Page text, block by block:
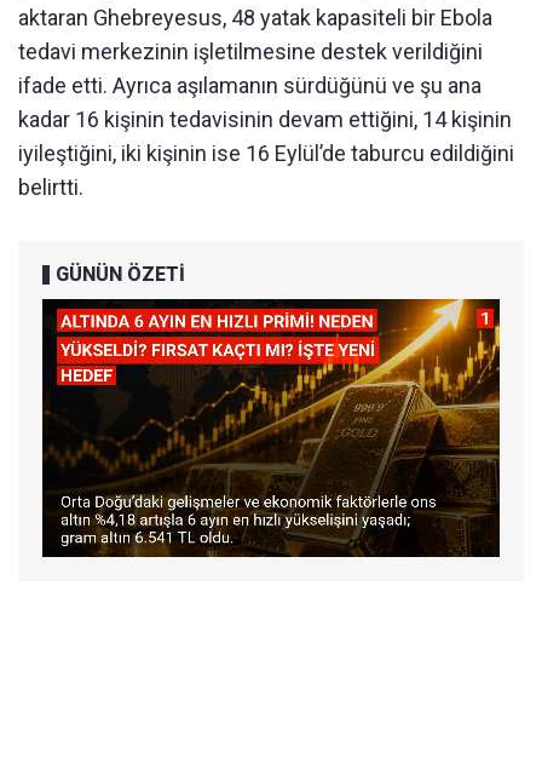
aktaran Ghebreyesus, 48 yatak kapasiteli bir Ebola
tedavi merkezinin işletilmesine destek verildiğini
ifade etti. Ayrıca aşılamanın sürdüğünü ve şu ana
kadar 16 kişinin tedavisinin devam ettiğini, 14 kişinin
iyileştiğini, iki kişinin ise 16 Eylül’de taburcu edildiğini
belirtti.
GÜNÜN ÖZETİ